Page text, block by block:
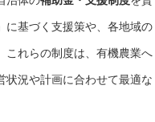
に基づく支援策や、各地域の
これらの制度は、有機農業へ
状況や計画に合わせて最適な